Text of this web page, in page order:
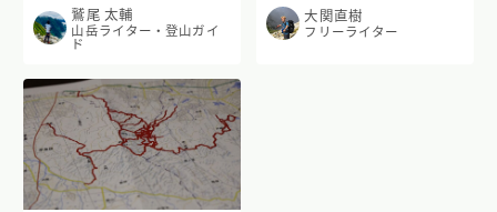
鷲尾 太輔
山岳ライター・登山ガイ
ド
大関直樹
フリーライター